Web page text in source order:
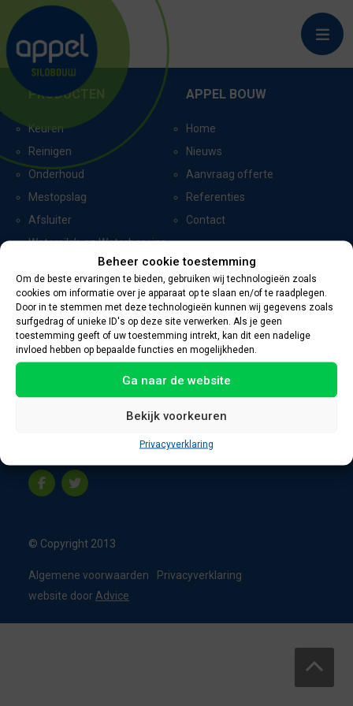
Beheer cookie toestemming
Om de beste ervaringen te bieden, gebruiken wij technologieën zoals
cookies om informatie over je apparaat op te slaan en/of te raadplegen.
Door in te stemmen met deze technologieën kunnen wij gegevens zoals
surfgedrag of unieke ID's op deze site verwerken. Als je geen
toestemming geeft of uw toestemming intrekt, kan dit een nadelige
invloed hebben op bepaalde functies en mogelijkheden.
Ga naar de website
Bekijk voorkeuren
Privacyverklaring
VORDEN_9243
PRODUCTEN
Keuren
Reinigen
Onderhoud
Mestopslag
Afsluiter
Watersilo’s en Waterbassins
APPEL BOUW
Home
Nieuws
Aanvraag offerte
Referenties
Contact
CERTIFICERING CONTACTGEGEVENS
Oevers 11
8331 VC Steenwijk
Nederland
info@appelbouw.nl
© Copyright 2013
Algemene voorwaarden
Privacyverklaring
website door Advice